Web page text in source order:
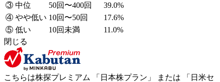
③ 中位
50回〜400回
39.0%
④ やや低い 10回〜50回
17.6%
⑤ 低い
10回未満
11.0%
閉じる
こちらは株探プレミアム 「 日本株プラン 」 または 「 日米セ